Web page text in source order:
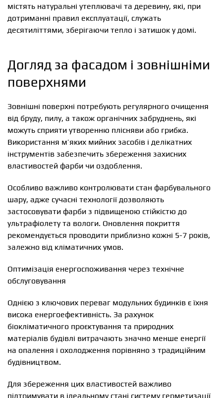
містять натуральні утеплювачі та деревину, які, при
дотриманні правил експлуатації, служать
десятиліттями, зберігаючи тепло і затишок у домі.
Догляд за фасадом і зовнішніми
поверхнями
Зовнішні поверхні потребують регулярного очищення
від бруду, пилу, а також органічних забруднень, які
можуть сприяти утворенню плісняви або грибка.
Використання м’яких мийних засобів і делікатних
інструментів забезпечить збереження захисних
властивостей фарби чи оздоблення.
Особливо важливо контролювати стан фарбувального
шару, адже сучасні технології дозволяють
застосовувати фарби з підвищеною стійкістю до
ультрафіолету та вологи. Оновлення покриття
рекомендується проводити приблизно кожні 5-7 років,
залежно від кліматичних умов.
Оптимізація енергоспоживання через технічне
обслуговування
Однією з ключових переваг модульних будинків є їхня
висока енергоефективність. За рахунок
біокліматичного проєктування та природних
матеріалів будівлі витрачають значно менше енергії
на опалення і охолодження порівняно з традиційним
будівництвом.
Для збереження цих властивостей важливо
підтримувати в ідеальному стані систему герметизації